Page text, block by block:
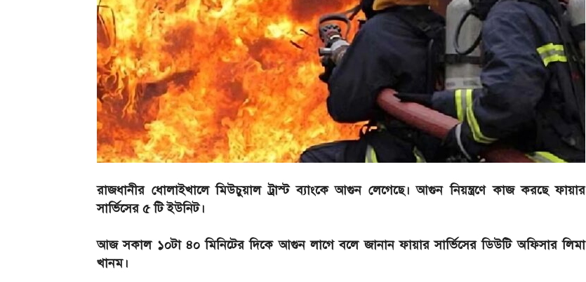
রাজধানীর ধোলাইখালে মিউচুয়াল ট্রাস্ট ব্যাংকে আগুন লেগেছে। আগুন নিয়ন্ত্রণে কাজ করছে ফায়ার
সার্ভিসের ৫ টি ইউনিট।
আজ সকাল ১০টা ৪০ মিনিটের দিকে আগুন লাগে বলে জানান ফায়ার সার্ভিসের ডিউটি অফিসার লিমা
খানম।